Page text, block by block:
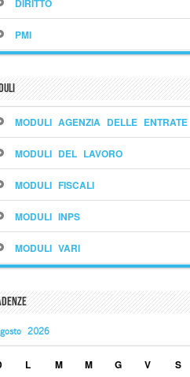
DIRITTO
PMI
MODULI AGENZIA DELLE ENTRATE
MODULI DEL LAVORO
MODULI FISCALI
MODULI INPS
MODULI VARI
2026
L M M G V S